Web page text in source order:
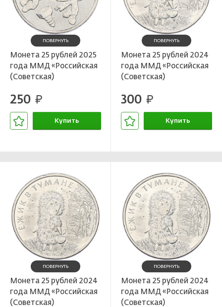
Лотерейные билеты
Смотреть все
Персоналии
Наука и образование
События и даты
Смотреть все
ПОВЕРНУТЬ
Монета 25 рублей 2025
года ММД «Российская
(Советская)
Фиксики»
250 руб.
Купить
ПОВЕРНУТЬ
Монета 25 рублей 2024
года ММД «Российская
(Советская)
в тумане»
300 руб.
Купить
ПОВЕРНУТЬ
Монета 25 рублей 2024
года ММД «Российская
(Советская)
ПОВЕРНУТЬ
Монета 25 рублей 2024
года ММД «Российская
(Советская)